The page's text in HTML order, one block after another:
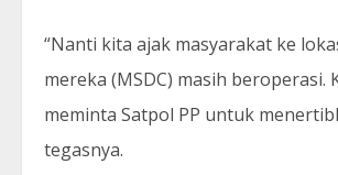
“Nanti kita ajak masyarakat ke
mereka (MSDC) masih beroperasi.
meminta Satpol PP untuk
tegasnya.